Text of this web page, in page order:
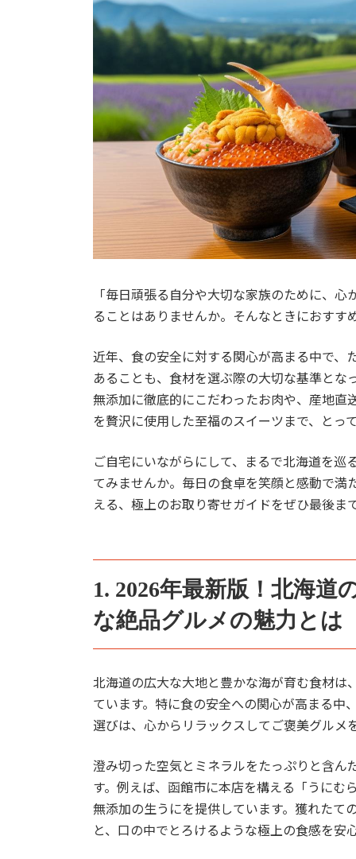
「毎日頑張る自分や大切な家族のために、
ることはありませんか。そんなときにおす
近年、食の安全に対する関心が高まる中で
あることも、食材を選ぶ際の大切な基準と
無添加に徹底的にこだわったお肉や、産地
を贅沢に使用した至福のスイーツまで、とっ
ご自宅にいながらにして、まるで北海道を
てみませんか。毎日の食卓を笑顔と感動で
える、極上のお取り寄せガイドをぜひ最後ま
1. 2026年最新版！北海道
な絶品グルメの魅力とは
北海道の広大な大地と豊かな海が育む食材
ています。特に食の安全への関心が高まる
選びは、心からリラックスしてご褒美グルメ
澄み切った空気とミネラルをたっぷりと含
す。例えば、函館市に本店を構える「うに
無添加の生うにを提供しています。獲れたて
と、口の中でとろけるような極上の食感を安